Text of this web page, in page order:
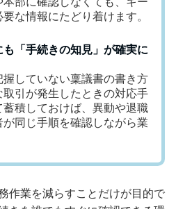
な情報にたどり着けます。
「手続きの知見」が確実に
していない稟議書の書き方
引が発生したときの対応手
積しておけば、異動や退職
同じ手順を確認しながら業
作業を減らすことだけが目的で